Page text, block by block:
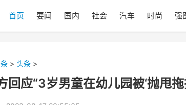
首页 要闻 国内 社会 汽车 时尚 强
> 头条 >
回应“3岁男童在幼儿园被‘抛甩拖